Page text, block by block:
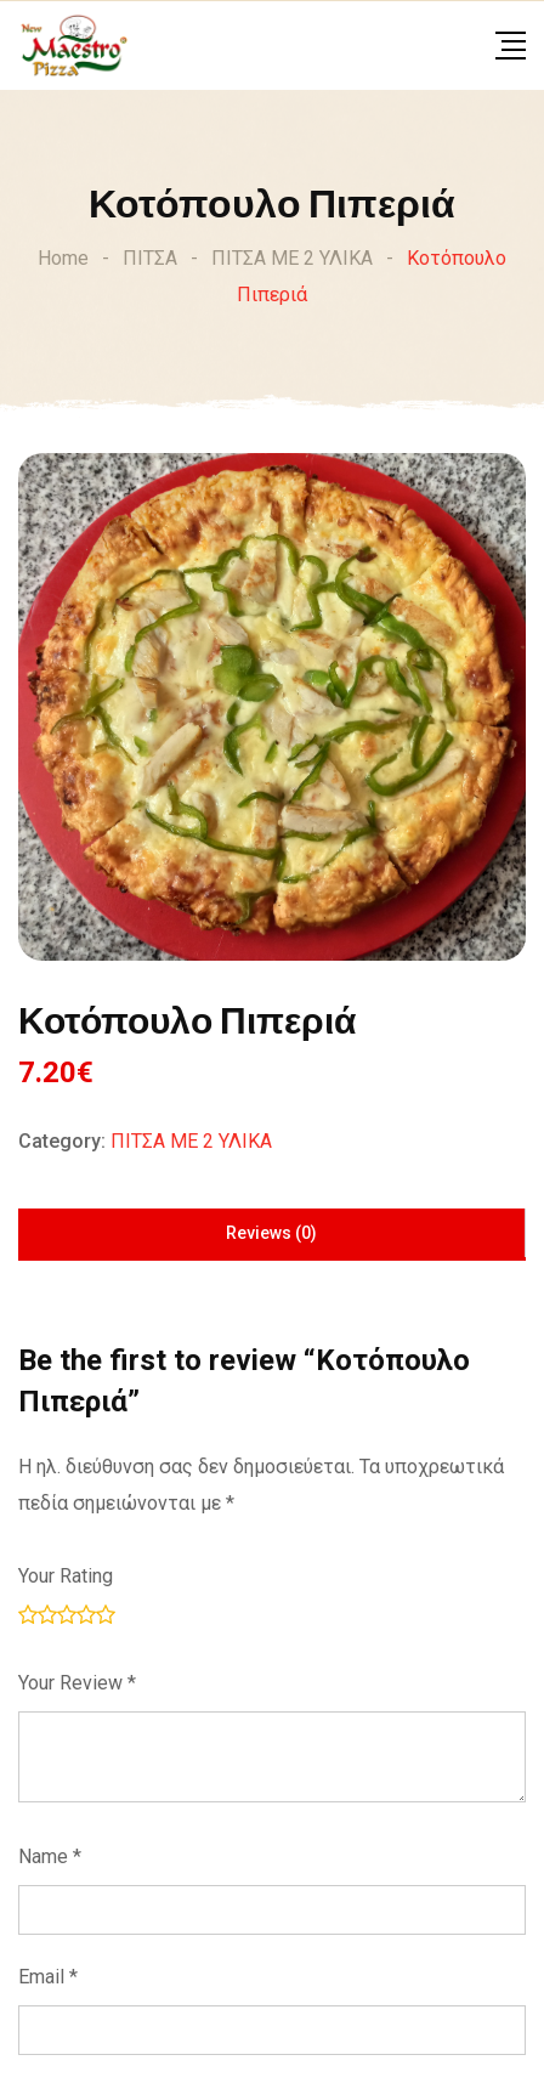
content
Κοτόπουλο Πιπεριά
Home - ΠΙΤΣΑ - ΠΙΤΣΑ ΜΕ 2 ΥΛΙΚΑ -
Κοτόπουλο
Πιπεριά
Κοτόπουλο Πιπεριά
7.20€
Category: ΠΙΤΣΑ ΜΕ 2 ΥΛΙΚΑ
Reviews (0)
Be the first to review “Κοτόπουλο
Πιπεριά”
Η ηλ. διεύθυνση σας δεν δημοσιεύεται. Τα υποχρεωτικά
πεδία σημειώνονται με *
Your Rating
Your Review *
Name *
Email *